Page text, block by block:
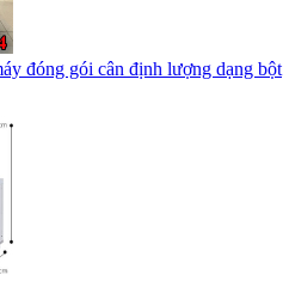
đóng gói cân định lượng dạng bột